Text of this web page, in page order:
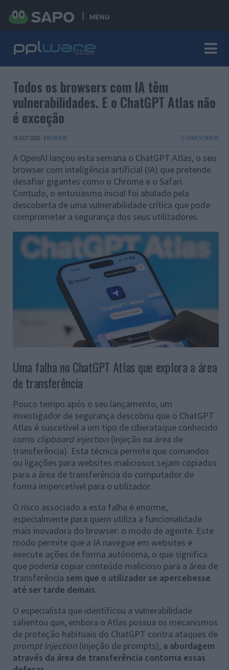
MENU
Todos os browsers com IA têm
vulnerabilidades. E o ChatGPT Atlas não
é exceção
25 OUT 2025 · BROWSERS 5 COMENTÁRIOS
A OpenAI lançou esta semana o ChatGPT Atlas, o seu
browser com inteligência artificial (IA) que pretende
desafiar gigantes como o Chrome e o Safari.
Contudo, o entusiasmo inicial foi abalado pela
descoberta de uma vulnerabilidade crítica que pode
comprometer a segurança dos seus utilizadores.
Uma falha no ChatGPT Atlas que explora a área
de transferência
Pouco tempo após o seu lançamento, um
investigador de segurança descobriu que o ChatGPT
Atlas é suscetível a um tipo de ciberataque conhecido
como clipboard injection (injeção na área de
transferência). Esta técnica permite que comandos
ou ligações para websites maliciosos sejam copiados
para a área de transferência do computador de
forma impercetível para o utilizador.
O risco associado a esta falha é enorme,
especialmente para quem utiliza a funcionalidade
mais inovadora do browser: o modo de agente. Este
modo permite que a IA navegue em websites e
execute ações de forma autónoma, o que significa
que poderia copiar conteúdo malicioso para a área de
transferência sem que o utilizador se apercebesse
até ser tarde demais.
O especialista que identificou a vulnerabilidade
salientou que, embora o Atlas possua os mecanismos
de proteção habituais do ChatGPT contra ataques de
prompt injection (injeção de prompts), a abordagem
através da área de transferência contorna essas